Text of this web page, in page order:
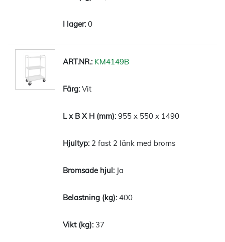
0
KM4149B
Vit
955 x 550 x 1490
2 fast 2 länk med broms
Ja
400
37